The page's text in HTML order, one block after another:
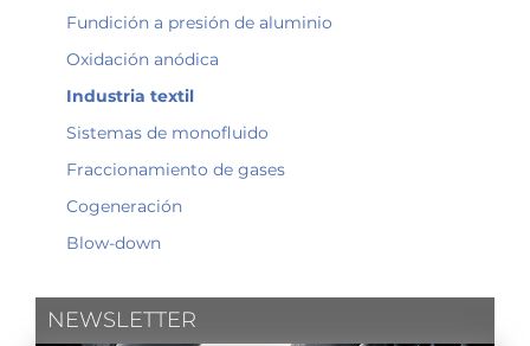
Fundición a presión de aluminio
Oxidación anódica
Industria textil
Sistemas de monofluido
Fraccionamiento de gases
Cogeneración
Blow-down
NEWSLETTER